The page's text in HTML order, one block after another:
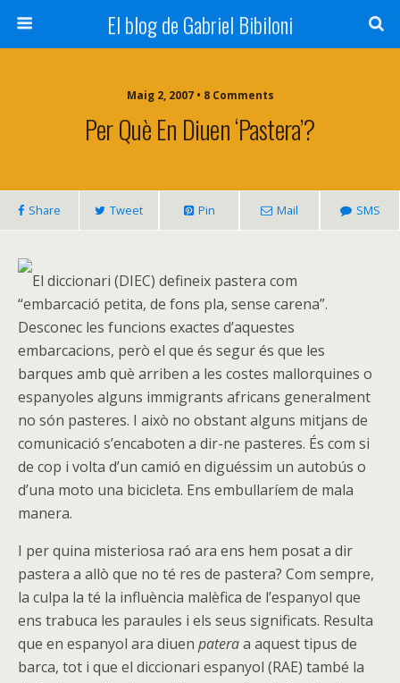
El blog de Gabriel Bibiloni
Maig 2, 2007 • 8 Comments
Per Què En Diuen ‘pastera’?
Share Tweet Pin Mail SMS
El diccionari (DIEC) defineix pastera com
“embarcació petita, de fons pla, sense carena”.
Desconec les funcions exactes d’aquestes
embarcacions, però el que és segur és que les
barques amb què arriben a les costes mallorquines o
espanyoles alguns immigrants africans generalment
no són pasteres. I això no obstant alguns mitjans de
comunicació s’encaboten a dir-ne pasteres. És com si
de cop i volta d’un camió en diguéssim un autobús o
d’una moto una bicicleta. Ens embullaríem de mala
manera.
I per quina misteriosa raó ara ens hem posat a dir
pastera a allò que no té res de pastera? Com sempre,
la culpa la té la influència malèfica de l’espanyol que
ens trabuca les paraules i els seus significats. Resulta
que en espanyol ara diuen pateraa aquest tipus de
barca, tot i que el diccionari espanyol (RAE) també la